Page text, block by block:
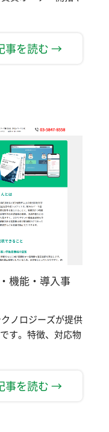
事を読む →
機能・導入事
ノロジーズが提供
す。特徴、対応物
事を読む →